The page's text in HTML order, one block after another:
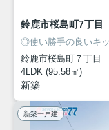
鈴鹿市桜島町7丁目
鈴鹿市桜島町７丁目
4LDK (95.58㎡)
新築
新築一戸建